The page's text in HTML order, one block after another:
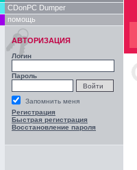
CDonPC Dumper
помощь
АВТОРИЗАЦИЯ
Логин
Пароль
Запомнить меня
Регистрация
Быстрая регистрация
Восстановление пароля